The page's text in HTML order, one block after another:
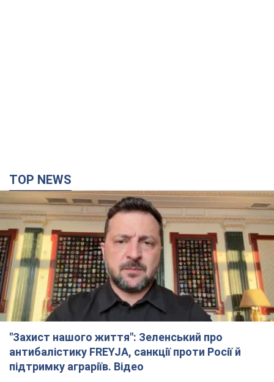
TOP NEWS
"Захист нашого життя": Зеленський про
антибалістику FREYJA, санкції проти Росії й
підтримку аграріїв. Відео